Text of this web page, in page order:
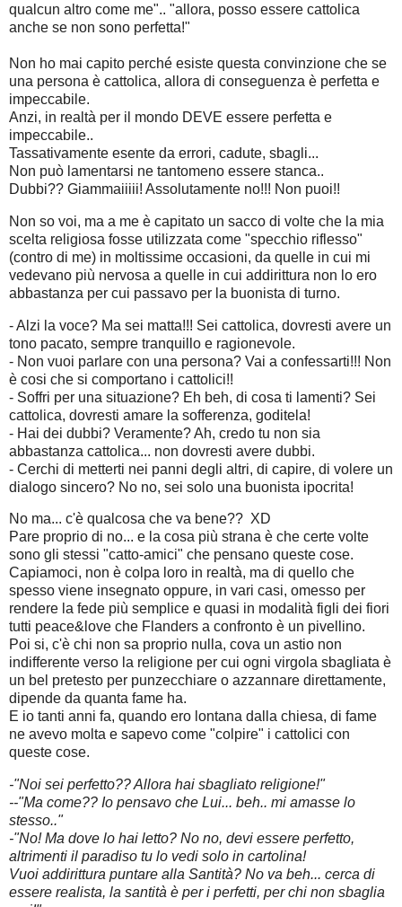
qualcun altro come me".. "allora, posso essere cattolica
anche se non sono perfetta!"
Non ho mai capito perché esiste questa convinzione che se
una persona è cattolica, allora di conseguenza è perfetta e
impeccabile.
Anzi, in realtà per il mondo DEVE essere perfetta e
impeccabile..
Tassativamente esente da errori, cadute, sbagli...
Non può lamentarsi ne tantomeno essere stanca..
Dubbi?? Giammaiiiii! Assolutamente no!!! Non puoi!!
Non so voi, ma a me è capitato un sacco di volte che la mia
scelta religiosa fosse utilizzata come "specchio riflesso"
(contro di me) in moltissime occasioni, da quelle in cui mi
vedevano più nervosa a quelle in cui addirittura non lo ero
abbastanza per cui passavo per la buonista di turno.
- Alzi la voce? Ma sei matta!!! Sei cattolica, dovresti avere un
tono pacato, sempre tranquillo e ragionevole.
- Non vuoi parlare con una persona? Vai a confessarti!!! Non
è cosi che si comportano i cattolici!!
- Soffri per una situazione? Eh beh, di cosa ti lamenti? Sei
cattolica, dovresti amare la sofferenza, goditela!
- Hai dei dubbi? Veramente? Ah, credo tu non sia
abbastanza cattolica... non dovresti avere dubbi.
- Cerchi di metterti nei panni degli altri, di capire, di volere un
dialogo sincero? No no, sei solo una buonista ipocrita!
No ma... c'è qualcosa che va bene?? XD
Pare proprio di no... e la cosa più strana è che certe volte
sono gli stessi "catto-amici" che pensano queste cose.
Capiamoci, non è colpa loro in realtà, ma di quello che
spesso viene insegnato oppure, in vari casi, omesso per
rendere la fede più semplice e quasi in modalità figli dei fiori
tutti peace&love che Flanders a confronto è un pivellino.
Poi si, c'è chi non sa proprio nulla, cova un astio non
indifferente verso la religione per cui ogni virgola sbagliata è
un bel pretesto per punzecchiare o azzannare direttamente,
dipende da quanta fame ha.
E io tanti anni fa, quando ero lontana dalla chiesa, di fame
ne avevo molta e sapevo come "colpire" i cattolici con
queste cose.
-"Noi sei perfetto?? Allora hai sbagliato religione!"
--"Ma come?? Io pensavo che Lui... beh.. mi amasse lo
stesso.."
-"No! Ma dove lo hai letto? No no, devi essere perfetto,
altrimenti il paradiso tu lo vedi solo in cartolina!
Vuoi addirittura puntare alla Santità? No va beh... cerca di
essere realista, la santità è per i perfetti, per chi non sbaglia